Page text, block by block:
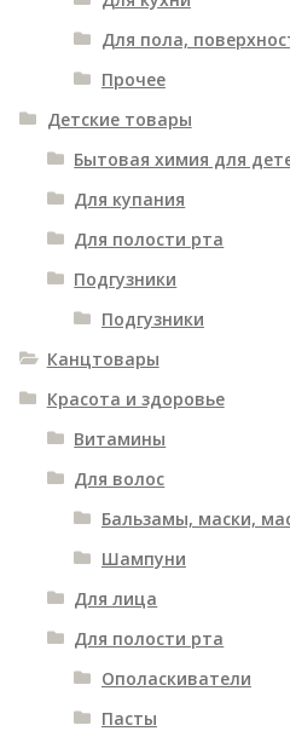
Для пола,
Прочее
Детские товары
Бытовая химия для
Для купания
Для полости рта
Подгузники
Подгузники
Канцтовары
Красота и здоровье
Витамины
Для волос
Бальзамы, маски,
Шампуни
Для лица
Для полости рта
Ополаскиватели
Пасты